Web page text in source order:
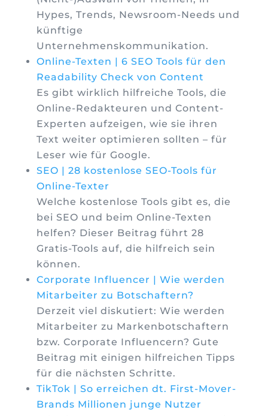
Hypes, Trends, Newsroom-Needs und
künftige
Unternehmenskommunikation.
Online-Texten | 6 SEO Tools für den
Readability Check von Content
Es gibt wirklich hilfreiche Tools, die
Online-Redakteuren und Content-
Experten aufzeigen, wie sie ihren
Text weiter optimieren sollten – für
Leser wie für Google.
SEO | 28 kostenlose SEO-Tools für
Online-Texter
Welche kostenlose Tools gibt es, die
bei SEO und beim Online-Texten
helfen? Dieser Beitrag führt 28
Gratis-Tools auf, die hilfreich sein
können.
Corporate Influencer | Wie werden
Mitarbeiter zu Botschaftern?
Derzeit viel diskutiert: Wie werden
Mitarbeiter zu Markenbotschaftern
bzw. Corporate Influencern? Gute
Beitrag mit einigen hilfreichen Tipps
für die nächsten Schritte.
TikTok | So erreichen dt. First-Mover-
Brands Millionen junge Nutzer